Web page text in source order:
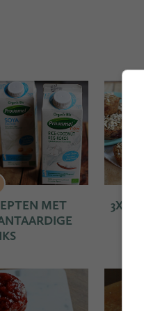
MET
3X